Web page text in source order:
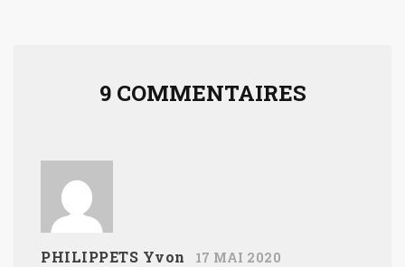
9 COMMENTAIRES
PHILIPPETS Yvon 17 MAI 2020